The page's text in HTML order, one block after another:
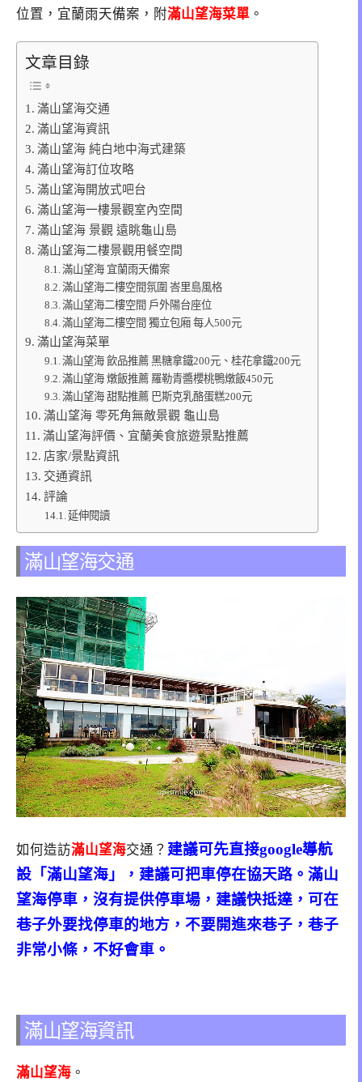
位置，宜蘭雨天備案，附滿山望海菜單 。
文章目錄
滿山望海交通
滿山望海資訊
滿山望海 純白地中海式建築
滿山望海訂位攻略
滿山望海開放式吧台
滿山望海一樓景觀室內空間
滿山望海 景觀 遠眺龜山島
滿山望海二樓景觀用餐空間
滿山望海 宜蘭雨天備案
滿山望海二樓空間氛圍 峇里島風格
滿山望海二樓空間 戶外陽台座位
滿山望海二樓空間 獨立包廂 每人500元
滿山望海菜單
滿山望海 飲品推薦 黑糖拿鐵200元、桂花拿鐵200元
滿山望海 燉飯推薦 羅勒青醬櫻桃鴨燉飯450元
滿山望海 甜點推薦 巴斯克乳酪蛋糕200元
滿山望海 零死角無敵景觀 龜山島
滿山望海評價、宜蘭美食旅遊景點推薦
店家/景點資訊
交通資訊
評論
延伸閱讀
滿山望海交通
如何造訪滿山望海交通？ 建議可先直接google導航
設「滿山望海」，建議可把車停在協天路。 滿山
望海停車，沒有提供停車場，建議快抵達，可在
巷子外要找停車的地方，不要開進來巷子，巷子
非常小條，不好會車。
滿山望海資訊
滿山望海 。